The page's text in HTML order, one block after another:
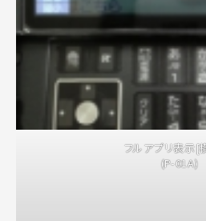
フルアプリ表示[
(P-01A)